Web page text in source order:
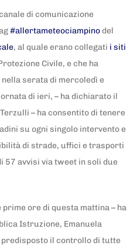
di comunicazione
#allertameteociampinodel
, al quale erano collegati i siti
Civile, e che ha
serata di mercoledì e
di ieri, – ha dichiarato il
– ha consentito di tenere
su ogni singolo intervento e
di strade, uffici e trasporti
57 avvisi via tweet in soli due
ore di questa mattina – ha
Istruzione, Emanuela
predisposto il controllo di tutte